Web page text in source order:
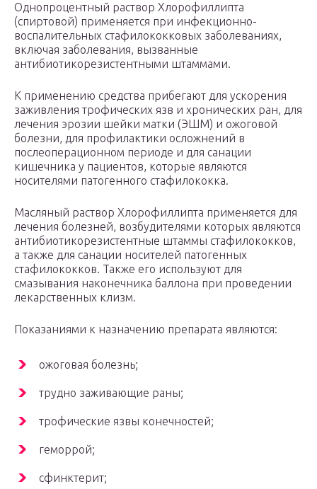
Однопроцентный раствор Хлорофиллипта
(спиртовой) применяется при инфекционно-
воспалительных стафилококковых заболеваниях,
включая заболевания, вызванные
антибиотикорезистентными штаммами.
К применению средства прибегают для ускорения
заживления трофических язв и хронических ран, для
лечения эрозии шейки матки (ЭШМ) и ожоговой
болезни, для профилактики осложнений в
послеоперационном периоде и для санации
кишечника у пациентов, которые являются
носителями патогенного стафилококка.
Масляный раствор Хлорофиллипта применяется для
лечения болезней, возбудителями которых являются
антибиотикорезистентные штаммы стафилококков,
а также для санации носителей патогенных
стафилококков. Также его используют для
смазывания наконечника баллона при проведении
лекарственных клизм.
Показаниями к назначению препарата являются:
ожоговая болезнь;
трудно заживающие раны;
трофические язвы конечностей;
геморрой;
сфинктерит;